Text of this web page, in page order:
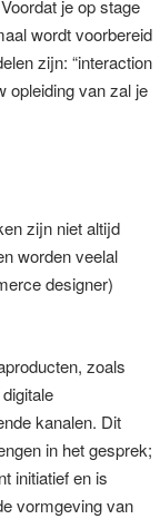
je op stage
wordt voorbereid
zijn: “interaction
opleiding van zal je
zijn niet altijd
worden veelal
designer)
zoals
kanalen. Dit
in het gesprek;
initiatief en is
vormgeving van